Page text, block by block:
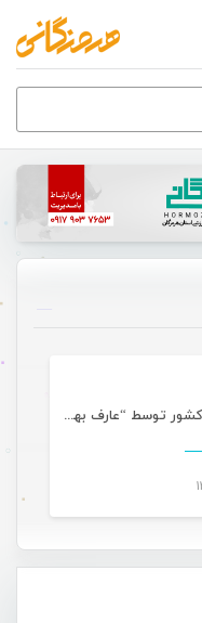
کسب مدال نقره هفتمین المپیاد نانو کشور توسط “عارف بهمنی”